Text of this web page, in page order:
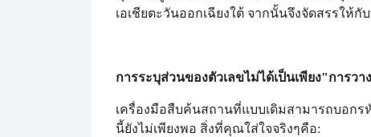
เอเชียตะวันออกเฉียงใต้ จากนั้นจึงจัดสรรให้
การระบุส่วนของตัวเลขไม่ได้เป็นเพียง"การวา
เครื่องมือสืบค้นสถานที่แบบเดิมสามารถบอกร
นี้ยังไม่เพียงพอ สิ่งที่คุณใส่ใจจริงๆคือ: